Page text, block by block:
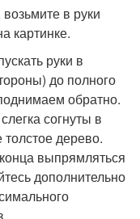
в руки
картинке.
руки в
до полного
обратно.
согнуты в
толстое дерево.
выпрямляться
дополнительно